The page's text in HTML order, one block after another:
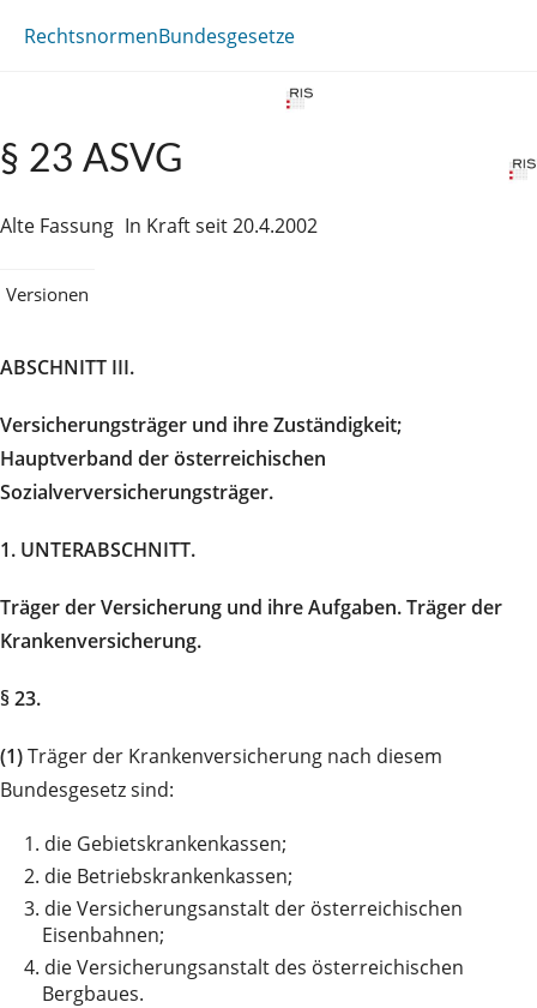
RechtsnormenBundesgesetze
§ 23 ASVG
Alte Fassung In Kraft seit 20.4.2002
Versionen
ABSCHNITT III.
Versicherungsträger und ihre Zuständigkeit;
Hauptverband der österreichischen
Sozialverversicherungsträger.
1. UNTERABSCHNITT.
Träger der Versicherung und ihre Aufgaben. Träger der
Krankenversicherung.
§ 23.
(1)Träger der Krankenversicherung nach diesem
Bundesgesetz sind:
1. die Gebietskrankenkassen;
2. die Betriebskrankenkassen;
3. die Versicherungsanstalt der österreichischen
Eisenbahnen;
4. die Versicherungsanstalt des österreichischen
Bergbaues.